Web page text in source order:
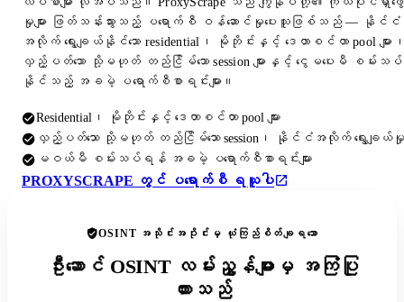
မှုများ ဖြတ်သန်းသွားသည့် ပရောက်စီ ဝန်ဆောင်မှုပေးသူဖြစ်သည် — နိုင်ငံ
အလိုက် ရွေးချယ်နိုင်သော residential၊ မိုဘိုင်းနှင့် ဒေတာစင်တာ pool များ
လှည့်ပတ်သော သို့မဟုတ် တည်ငြိမ်သော session များနှင့် ငွေမပေးမီ စမ်းသပ်
နိုင်သည့် အခမဲ့ ပရောက်စီစာရင်းများ။
Residential၊ မိုဘိုင်းနှင့် ဒေတာစင်တာ pool များ
လှည့်ပတ်သော သို့မဟုတ် တည်ငြိမ်သော session၊ နိုင်ငံအလိုက် ရွေးချယ်မှု
မဝယ်မီ စမ်းသပ်ရန် အခမဲ့ ပရောက်စီစာရင်းများ
PROXYSCRAPE တွင် ပရောက်စီ ရယူပါ
OSINT အသိုင်းအဝိုင်းမှ ယုံကြည်စိတ်ချရသော
ဦးဆောင် OSINT လမ်းညွှန်များမှ အကြံပြု
ထားသည်